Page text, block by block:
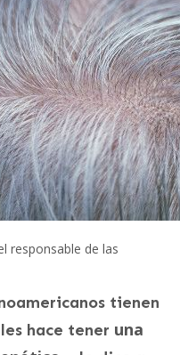
responsable de las
tienen
hace tener una